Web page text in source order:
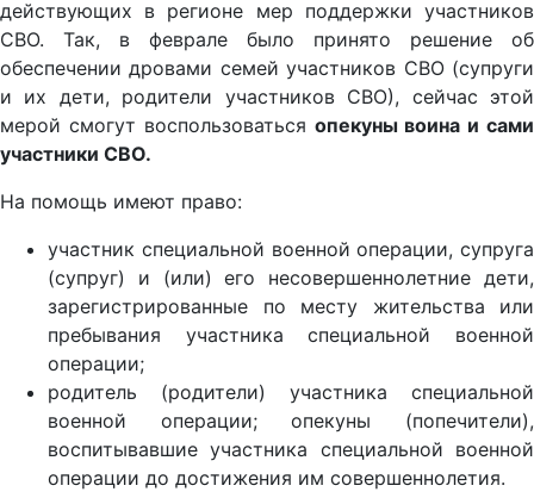
действующих в регионе мер поддержки участников
СВО. Так, в феврале было принято решение об
обеспечении дровами семей участников СВО (супруги
и их дети, родители участников СВО), сейчас этой
мерой смогут воспользоваться опекуны воина и сами
участники СВО.
На помощь имеют право:
участник специальной военной операции, супруга
(супруг) и (или) его несовершеннолетние дети,
зарегистрированные по месту жительства или
пребывания участника специальной военной
операции;
родитель (родители) участника специальной
военной операции; опекуны (попечители),
воспитывавшие участника специальной военной
операции до достижения им совершеннолетия.